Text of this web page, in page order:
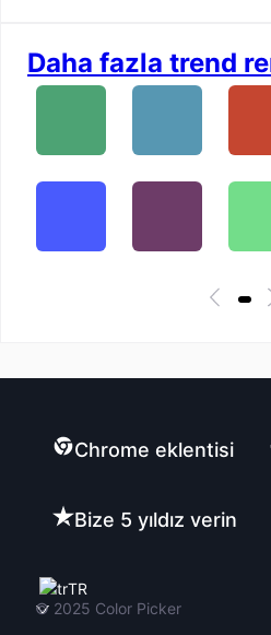
Daha fazla trend
Chrome eklentisi
Bize 5 yıldız verin
TR
© 2025 Color Picker